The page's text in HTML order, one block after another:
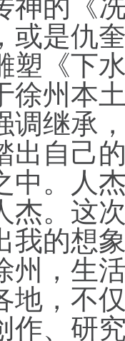
神的《
或是仇
塑《下
徐州本
调继承
出自己
中。人
杰。这
我的想
州，生
地，不
作、研